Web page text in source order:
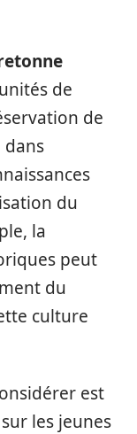
de
de
dans
du
la
peut
du
culture
est
les jeunes